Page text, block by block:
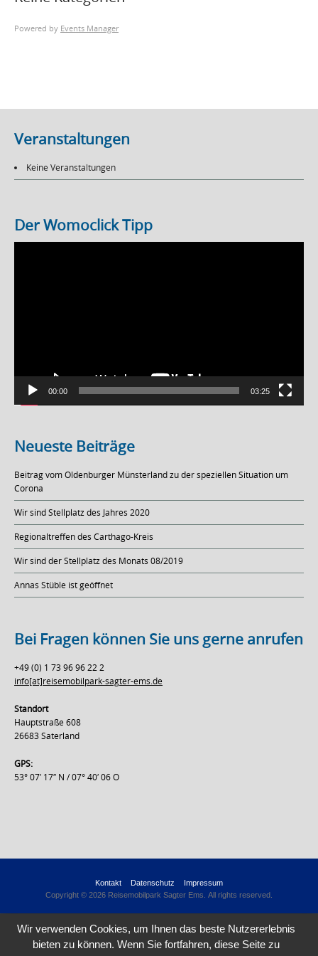
Powered by Events Manager
Veranstaltungen
Keine Veranstaltungen
Der Womoclick Tipp
00:00 03:25
Neueste Beiträge
Beitrag vom Oldenburger Münsterland zu der speziellen Situation um
Corona
Wir sind Stellplatz des Jahres 2020
Regionaltreffen des Carthago-Kreis
Wir sind der Stellplatz des Monats 08/2019
Annas Stüble ist geöffnet
Bei Fragen können Sie uns gerne anrufen
+49 (0) 1 73 96 96 22 2
info[at]reisemobilpark-sagter-ems.de
Standort
Hauptstraße 608
26683 Saterland
GPS:
53° 07′ 17″ N / 07° 40′ 06 O
Kontakt Datenschutz
Impressum
Copyright © 2026 Reisemobilpark Sagter Ems. All rights reserved.
Wir verwenden Cookies, um Ihnen das beste Nutzererlebnis
bieten zu können. Wenn Sie fortfahren, diese Seite zu